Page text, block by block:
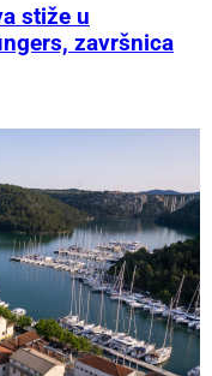
stiže u
završnica